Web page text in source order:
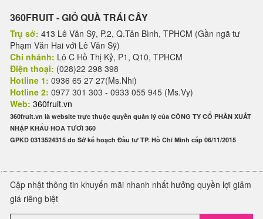
360FRUIT - GIỎ QUÀ TRÁI CÂY
Trụ sở: 413 Lê Văn Sỹ, P.2, Q.Tân Bình, TPHCM (Gần ngã tư
Phạm Văn Hai với Lê Văn Sỹ)
Chi nhánh: Lô C Hồ Thị Kỷ, P1, Q10, TPHCM
Điện thoại: (028)22 298 398
Hotline 1: 0936 65 27 27(Ms.Nhi)
Hotline 2: 0977 301 303 - 0933 055 945 (Ms.Vy)
Web: 360fruit.vn
360fruit.vn là website trực thuộc quyền quản lý của CÔNG TY CỔ PHẦN XUẤT
NHẬP KHẨU HOA TƯƠI 360
GPKD 0313524315 do Sở kế hoạch Đầu tư TP. Hồ Chí Minh cấp 06/11/2015
Cập nhật thông tin khuyến mãi nhanh nhất hưởng quyền lợi giảm
giá riêng biệt